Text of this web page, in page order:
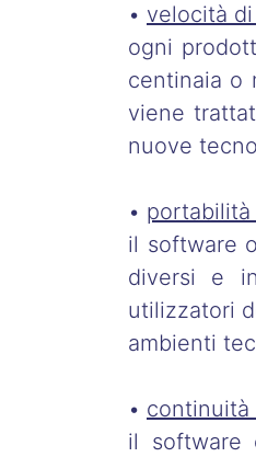
• velocità
ogni
centinaia o
viene
nuove
•
il software
diversi e
utilizzatori
ambienti
•
il software